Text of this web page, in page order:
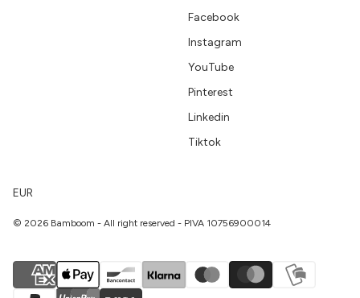
Facebook
Instagram
YouTube
Pinterest
Linkedin
Tiktok
EUR
© 2026 Bamboom - All right reserved - PIVA 10756900014